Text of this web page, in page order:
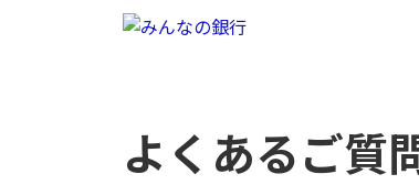
よくあるご質